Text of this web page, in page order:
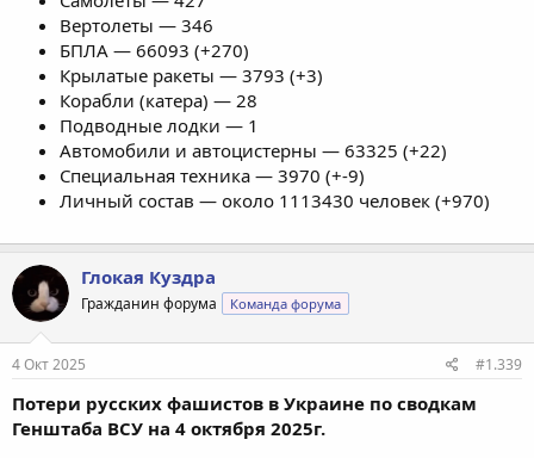
Вертолеты — 346
БПЛА — 66093 (+270)
Крылатые ракеты — 3793 (+3)
Корабли (катера) — 28
Подводные лодки — 1
Автомобили и автоцистерны — 63325 (+22)
Специальная техника — 3970 (+-9)
Личный состав — около 1113430 человек (+970)
Глокая Куздра
Гражданин форума Команда форума
4 Окт 2025 #1.339
Потери русских фашистов в Украине по сводкам
Генштаба ВСУ на 4 октября 2025г.